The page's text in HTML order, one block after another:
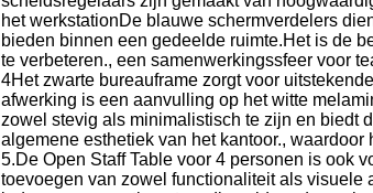
het werkstationDe blauwe schermverdelers
bieden binnen een gedeelde ruimte.Het is de
te verbeteren., een samenwerkingssfeer voor
4Het zwarte bureauframe zorgt voor
afwerking is een aanvulling op het witte
zowel stevig als minimalistisch te zijn en biedt
algemene esthetiek van het kantoor.,
5.De Open Staff Table voor 4 personen is ook
toevoegen van zowel functionaliteit als visuele